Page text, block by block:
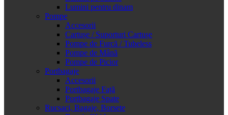
Lumini pentru dinam
Pompe
Accesorii
Cartușe / Suporturi Cartușe
Pompe de Furcă / Tubeless
Pompe de Mână
Pompe de Picior
Portbagaje
Accesorii
Portbagaje Față
Portbagaje Spate
Rucsaci, Bagaje, Borsete